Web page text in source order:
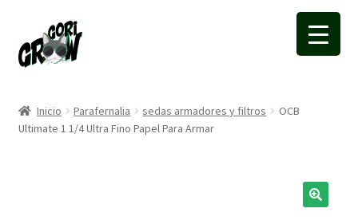
a
la
a
la
Inicio Parafernalia sedas armadores y filtros
OCB
Ultimate 1 1/4 Ultra Fino Papel Para Armar